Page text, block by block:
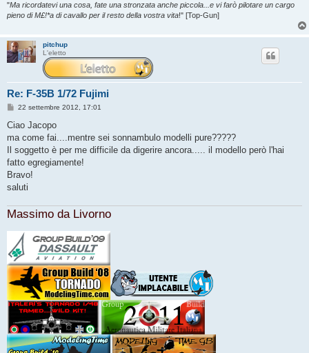
"Ma ricordatevi una cosa, fate una stronzata anche piccola...e vi farò pilotare un cargo
pieno di M£!*a di cavallo per il resto della vostra vita!" [Top-Gun]
pitchup
L'eletto
Re: F-35B 1/72 Fujimi
M
s
a
g
i
o
22 settembre 2012, 17:01
Ciao Jacopo
ma come fai....mentre sei sonnambulo modelli pure?????
Il soggetto è per me difficile da digerire ancora..... il modello però l'hai
fatto egregiamente!
Bravo!
saluti
Massimo da Livorno